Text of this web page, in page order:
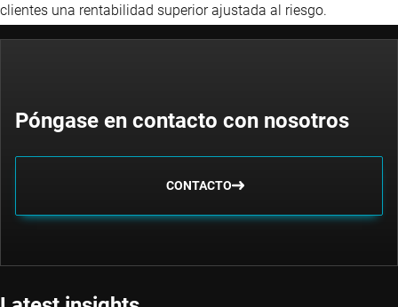
clientes una rentabilidad superior ajustada al riesgo.
Póngase en contacto con nosotros
CONTACTO